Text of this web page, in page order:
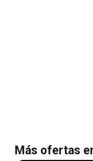
Más ofertas